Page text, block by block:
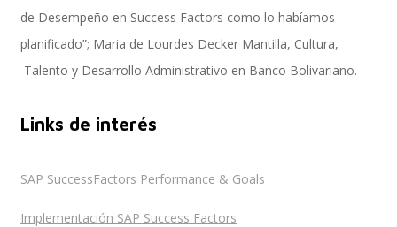
de Desempeño en Success Factors como lo habíamos
planificado”; Maria de Lourdes Decker Mantilla, Cultura,
Talento y Desarrollo Administrativo en Banco Bolivariano.
Links de interés
SAP SuccessFactors Performance & Goals
Implementación SAP Success Factors